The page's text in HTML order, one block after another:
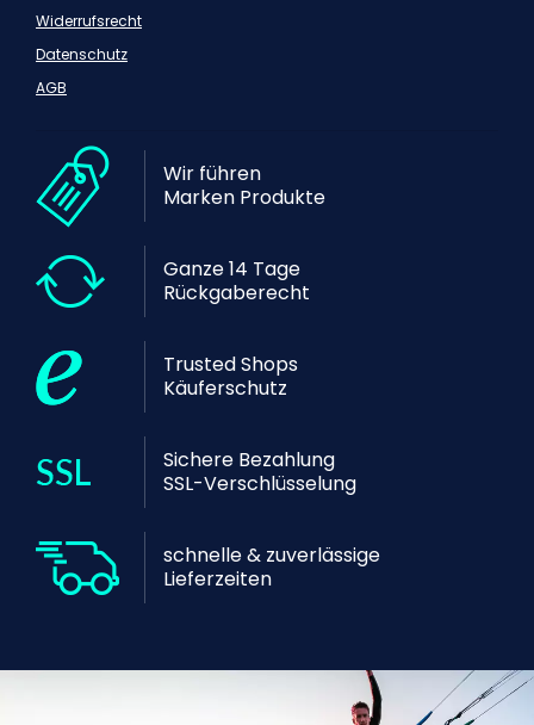
Widerrufsrecht
Datenschutz
AGB
Wir führen
Marken Produkte
Ganze 14 Tage
Rückgaberecht
Trusted Shops
Käuferschutz
Sichere Bezahlung
SSL-Verschlüsselung
schnelle & zuverlässige
Lieferzeiten